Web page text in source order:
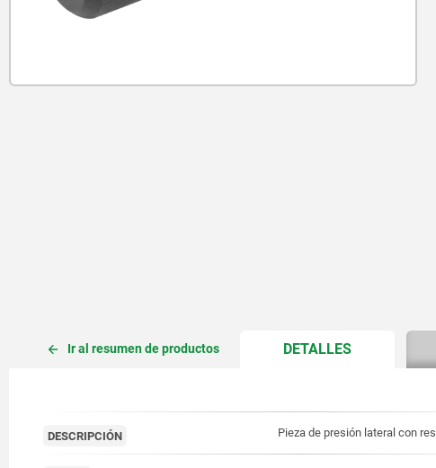
Ir al resumen de productos DETALLESCURRENT
DESCRIPCIÓN Pieza de presión lateral con